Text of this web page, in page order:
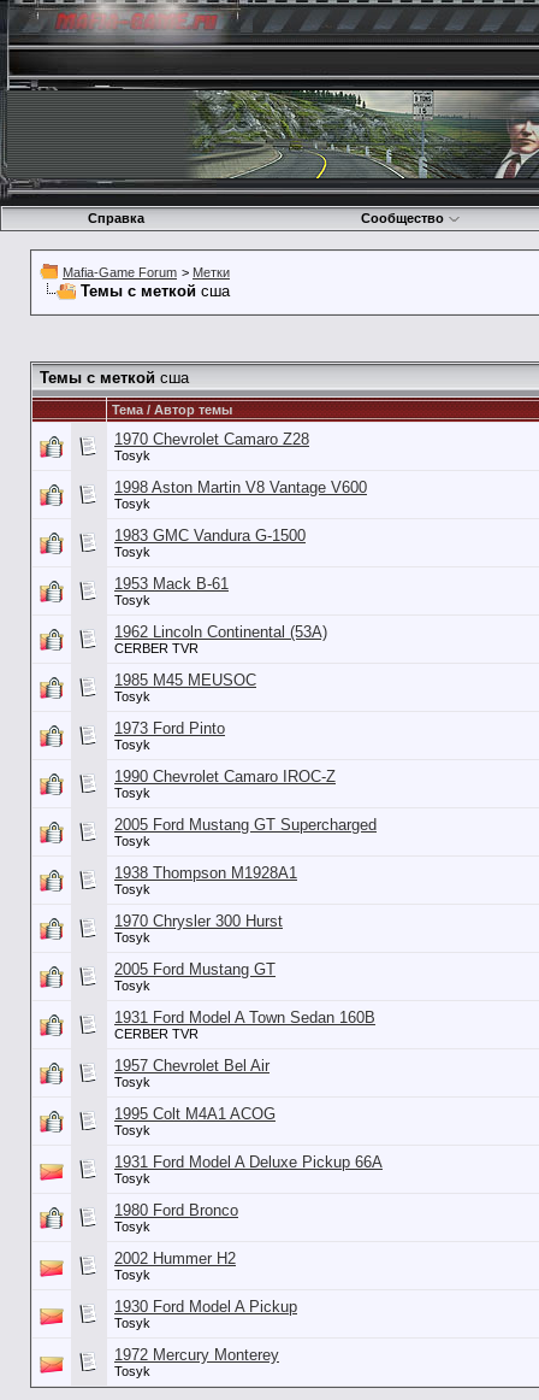
Справка Сообщество
Mafia-Game Forum > Метки
Темы с меткой сша
Темы с меткой сша
Тема / Автор темы
1970 Chevrolet Camaro Z28
Tosyk
1998 Aston Martin V8 Vantage V600
Tosyk
1983 GMC Vandura G-1500
Tosyk
1953 Mack B-61
Tosyk
1962 Lincoln Continental (53А)
CERBER TVR
1985 M45 MEUSOC
Tosyk
1973 Ford Pinto
Tosyk
1990 Chevrolet Camaro IROC-Z
Tosyk
2005 Ford Mustang GT Supercharged
Tosyk
1938 Thompson M1928A1
Tosyk
1970 Chrysler 300 Hurst
Tosyk
2005 Ford Mustang GT
Tosyk
1931 Ford Model A Town Sedan 160B
CERBER TVR
1957 Chevrolet Bel Air
Tosyk
1995 Colt M4A1 ACOG
Tosyk
1931 Ford Model A Deluxe Pickup 66A
Tosyk
1980 Ford Bronco
Tosyk
2002 Hummer H2
Tosyk
1930 Ford Model A Pickup
Tosyk
1972 Mercury Monterey
Tosyk